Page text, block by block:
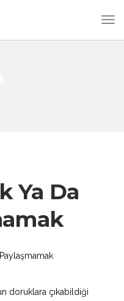
Ya Da
doruklara çıkabildiği